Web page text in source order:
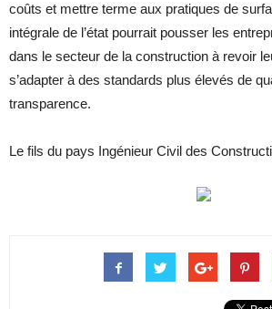
coûts et mettre terme aux pratiques de
intégrale de l’état pourrait pousser les
dans le secteur de la construction à revoir
s’adapter à des standards plus élevés de
transparence.
Le fils du pays Ingénieur Civil des